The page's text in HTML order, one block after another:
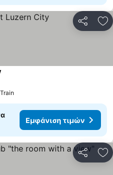
Εμφάνιση τιμών